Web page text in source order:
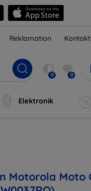
Reklamation Kontakt
0 0
Elektronik
Motorola Moto